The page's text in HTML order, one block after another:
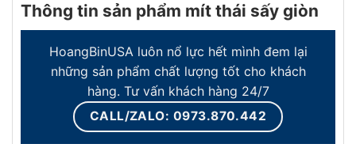
Thông tin sản phẩm mít thái sấy giòn
HoangBinUSA luôn nổ lực hết mình đem lại
những sản phẩm chất lượng tốt cho khách
hàng. Tư vấn khách hàng 24/7
CALL/ZALO: 0973.870.442